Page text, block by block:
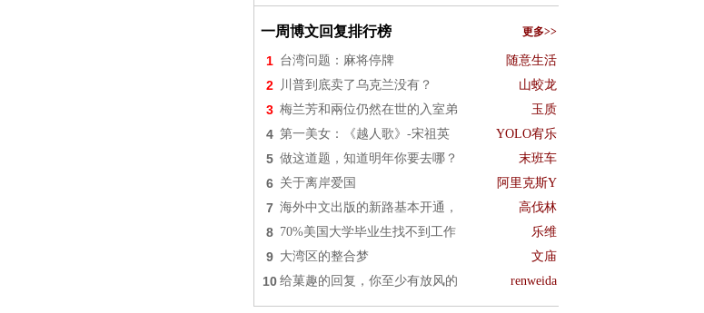
一周博文回复排行榜 更多>>
1 台湾问题：麻将停牌 随意生活
2 川普到底卖了乌克兰没有？ 山蛟龙
3 梅兰芳和兩位仍然在世的入室弟 玉质
4 第一美女：《越人歌》-宋祖英 YOLO宥乐
5 做这道题，知道明年你要去哪？ 末班车
6 关于离岸爱国 阿里克斯Y
7 海外中文出版的新路基本开通， 高伐林
8 70%美国大学毕业生找不到工作 乐维
9 大湾区的整合梦 文庙
10 给菓趣的回复，你至少有放风的 renweida